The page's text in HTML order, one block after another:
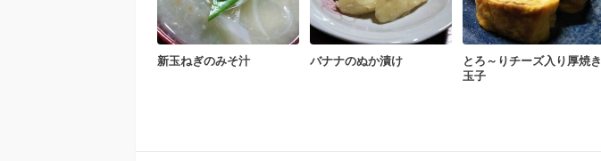
新玉ねぎのみそ汁 バナナのぬか漬け
とろ～りチーズ入り厚焼き
玉子